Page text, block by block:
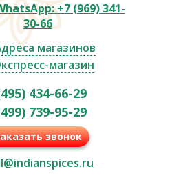
+7 (969) 341-
30-66
магазинов
магазин
434-66-29
739-95-29
звонок